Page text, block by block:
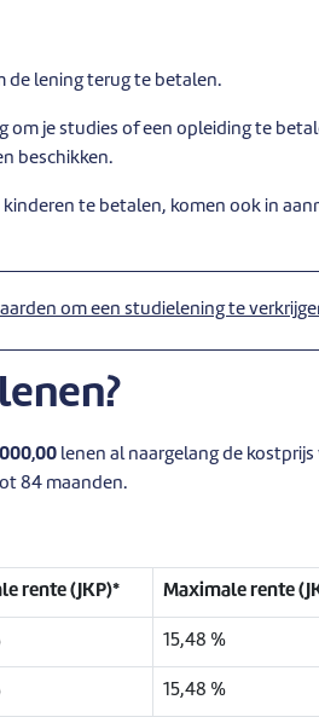
de lening terug te betalen.
om je studies of een opleiding te
beschikken.
te betalen, komen ook in
om een studielening te
lenen al naargelang de kostprijs
84 maanden.
rente (JKP)* Maximale rente
15,48 %
15,48 %